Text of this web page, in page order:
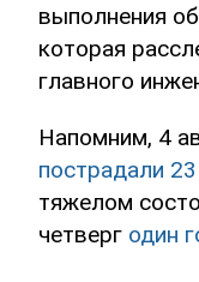
выполнения
которая
главного
Напомним, 4
пострадали
тяжелом
четверг один